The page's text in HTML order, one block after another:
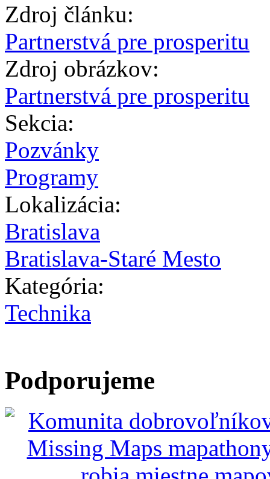
Zdroj článku:
Partnerstvá pre prosperitu
Zdroj obrázkov:
Partnerstvá pre prosperitu
Sekcia:
Pozvánky
Programy
Lokalizácia:
Bratislava
Bratislava-Staré Mesto
Kategória:
Technika
Podporujeme